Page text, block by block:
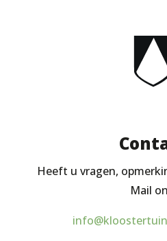
Heeft u vragen,
Mail